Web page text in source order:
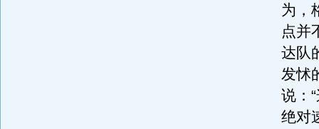
为，
点并
达队
发怵
说：
绝对